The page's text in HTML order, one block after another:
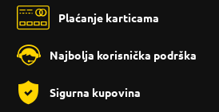
Plaćanje karticama
Najbolja korisnička podrška
Sigurna kupovina